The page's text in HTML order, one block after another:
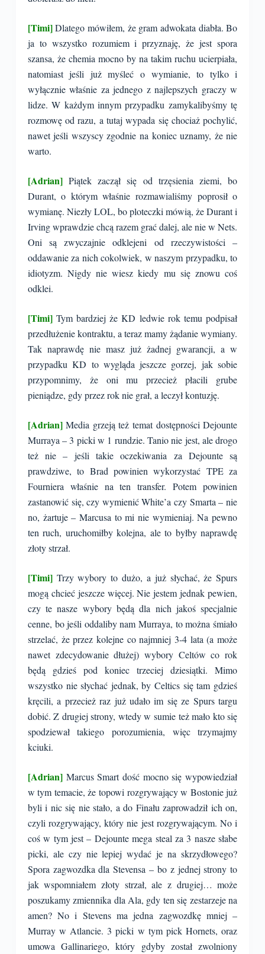
[Timi]Dlatego mówiłem, że gram adwokata diabła. Bo
ja to wszystko rozumiem i przyznaję, że jest spora
szansa, że chemia mocno by na takim ruchu ucierpiała,
natomiast jeśli już myśleć o wymianie, to tylko i
wyłącznie właśnie za jednego z najlepszych graczy w
lidze. W każdym innym przypadku zamykalibyśmy tę
rozmowę od razu, a tutaj wypada się chociaż pochylić,
nawet jeśli wszyscy zgodnie na koniec uznamy, że nie
warto.
[Adrian] Piątek zaczął się od trzęsienia ziemi, bo
Durant, o którym właśnie rozmawialiśmy poprosił o
wymianę. Niezły LOL, bo ploteczki mówią, że Durant i
Irving wprawdzie chcą razem grać dalej, ale nie w Nets.
Oni są zwyczajnie odklejeni od rzeczywistości –
oddawanie za nich cokolwiek, w naszym przypadku, to
idiotyzm. Nigdy nie wiesz kiedy mu się znowu coś
odklei.
[Timi] Tym bardziej że KD ledwie rok temu podpisał
przedłużenie kontraktu, a teraz mamy żądanie wymiany.
Tak naprawdę nie masz już żadnej gwarancji, a w
przypadku KD to wygląda jeszcze gorzej, jak sobie
przypomnimy, że oni mu przecież płacili grube
pieniądze, gdy przez rok nie grał, a leczył kontuzję.
[Adrian]Media grzeją też temat dostępności Dejounte
Murraya – 3 picki w 1 rundzie. Tanio nie jest, ale drogo
też nie – jeśli takie oczekiwania za Dejounte są
prawdziwe, to Brad powinien wykorzystać TPE za
Fourniera właśnie na ten transfer. Potem powinien
zastanowić się, czy wymienić White’a czy Smarta – nie
no, żartuje – Marcusa to mi nie wymieniaj. Na pewno
ten ruch, uruchomiłby kolejna, ale to byłby naprawdę
złoty strzał.
[Timi]Trzy wybory to dużo, a już słychać, że Spurs
mogą chcieć jeszcze więcej. Nie jestem jednak pewien,
czy te nasze wybory będą dla nich jakoś specjalnie
cenne, bo jeśli oddaliby nam Murraya, to można śmiało
strzelać, że przez kolejne co najmniej 3-4 lata (a może
nawet zdecydowanie dłużej) wybory Celtów co rok
będą gdzieś pod koniec trzeciej dziesiątki. Mimo
wszystko nie słychać jednak, by Celtics się tam gdzieś
kręcili, a przecież raz już udało im się ze Spurs targu
dobić. Z drugiej strony, wtedy w sumie też mało kto się
spodziewał takiego porozumienia, więc trzymajmy
kciuki.
[Adrian] Marcus Smart dość mocno się wypowiedział
w tym temacie, że topowi rozgrywający w Bostonie już
byli i nic się nie stało, a do Finału zaprowadził ich on,
czyli rozgrywający, który nie jest rozgrywającym. No i
coś w tym jest – Dejounte mega steal za 3 nasze słabe
picki, ale czy nie lepiej wydać je na skrzydłowego?
Spora zagwozdka dla Stevensa – bo z jednej strony to
jak wspomniałem złoty strzał, ale z drugiej… może
poszukamy zmiennika dla Ala, gdy ten się zestarzeje na
amen? No i Stevens ma jedna zagwozdkę mniej –
Murray w Atlancie. 3 picki w tym pick Hornets, oraz
umowa Gallinariego, który gdyby został zwolniony